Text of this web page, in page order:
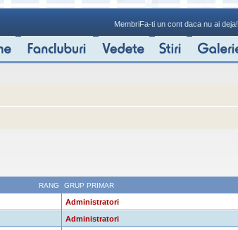
MembriFa-ti un cont daca nu ai deja!
RANG GRUP PRIMAR
Administratori
Administratori